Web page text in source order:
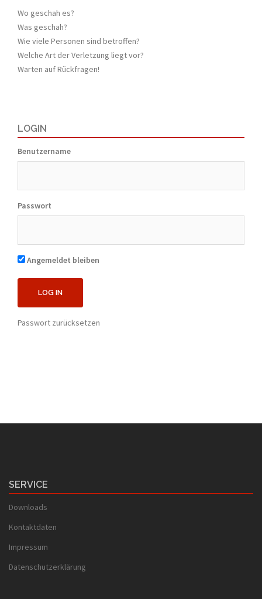
Wo geschah es?
Was geschah?
Wie viele Personen sind betroffen?
Welche Art der Verletzung liegt vor?
Warten auf Rückfragen!
LOGIN
Benutzername
Passwort
Angemeldet bleiben
Passwort zurücksetzen
SERVICE
Downloads
Kontaktdaten
Impressum
Datenschutzerklärung